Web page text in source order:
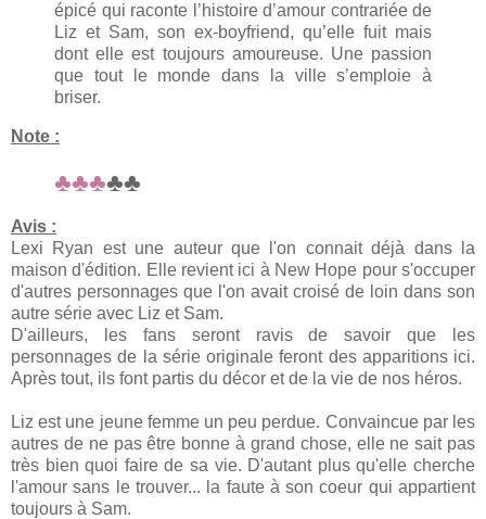
épicé qui raconte l’histoire d’amour contrariée de
Liz et Sam, son ex-boyfriend, qu’elle fuit mais
dont elle est toujours amoureuse. Une passion
que tout le monde dans la ville s’emploie à
briser.
Note :
♣♣♣♣♣
Avis :
Lexi Ryan est une auteur que l'on connait déjà dans la
maison d'édition. Elle revient ici à New Hope pour s'occuper
d'autres personnages que l'on avait croisé de loin dans son
autre série avec Liz et Sam.
D'ailleurs, les fans seront ravis de savoir que les
personnages de la série originale feront des apparitions ici.
Après tout, ils font partis du décor et de la vie de nos héros.
Liz est une jeune femme un peu perdue. Convaincue par les
autres de ne pas être bonne à grand chose, elle ne sait pas
très bien quoi faire de sa vie. D'autant plus qu'elle cherche
l'amour sans le trouver... la faute à son coeur qui appartient
toujours à Sam.